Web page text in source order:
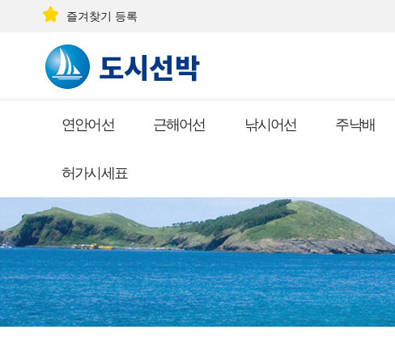
즐겨찾기 등록
연안어선 근해어선 낚시어선 주낙배
허가시세표